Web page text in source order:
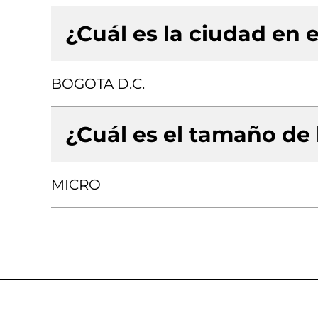
¿Cuál es la ciudad en
BOGOTA D.C.
¿Cuál es el tamaño
MICRO